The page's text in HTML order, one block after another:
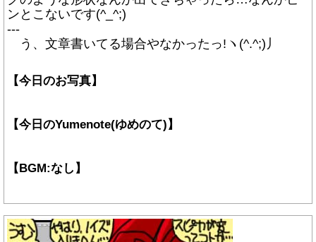
ンとこないです(^_^;)
---
う、文章書いてる場合やなかったっ!ヽ(^.^;)丿
【今日のお写真】
【今日のYumenote(ゆめのて)】
【BGM:なし】